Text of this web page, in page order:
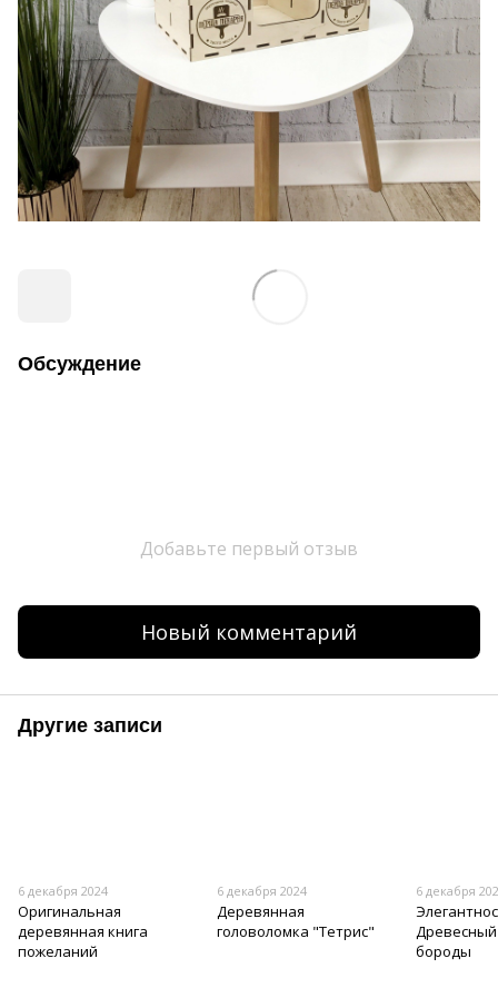
Обсуждение
Добавьте первый отзыв
Новый комментарий
Другие записи
6 декабря 2024
Оригинальная
деревянная книга
пожеланий
6 декабря 2024
Деревянная
головоломка "Тетрис"
6 декабря
бороды